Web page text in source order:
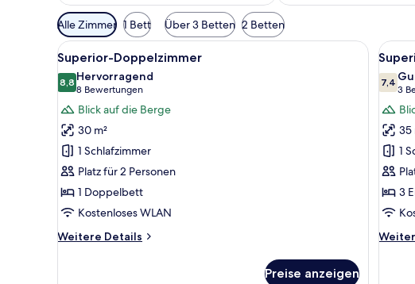
Verfügbare
Filter
für
Zimmer
Alle Zimmer 1 Bett Über 3 Betten 2 Betten
Alle
Fotos
für
Superior-
Doppelzimmer
anzeigen
Superior-Doppelzimmer | Hochwertige
8
Superior-Doppelzimmer
8,88,8 von 10
Hervorragend
8 Bewertungen
(8
Bewertungen)
Blick auf die Berge
30 m²
1 Schlafzimmer
Platz für 2 Personen
1 Doppelbett
Kostenloses WLAN
Weitere Details
Weitere
Preise anzeigen
Alle
Fotos
für
4
7,47,43
(3
35
1
3